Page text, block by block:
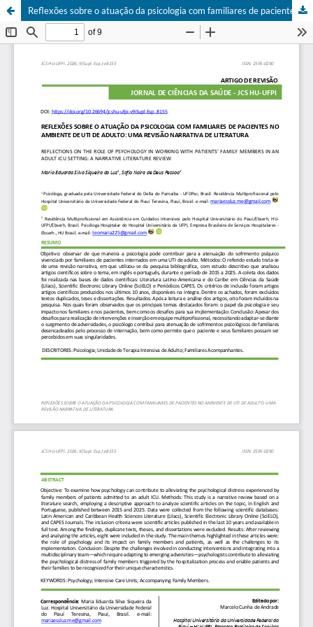
Reflexões sobre o atuação da psicologia com familiares de pacientes no ambiente de UTI de adulto